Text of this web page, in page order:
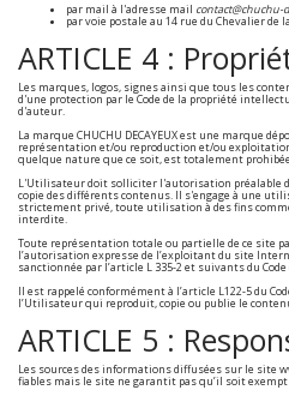
par mail à l'adresse mail contact@chuchu-
par voie postale au 14 rue du Chevalier de
ARTICLE 4 :
Les marques, logos, signes ainsi que tous les
d'une protection par le Code de la propriété
d'auteur.
La marque CHUCHU DECAYEUX est une marque
représentation et/ou reproduction et/ou
quelque nature que ce soit, est totalement
L'Utilisateur doit solliciter l'autorisation préalable
copie des différents contenus. Il s'engage à une
strictement privé, toute utilisation à des fins
interdite.
Toute représentation totale ou partielle de ce site
l’autorisation expresse de l’exploitant du site
sanctionnée par l’article L 335-2 et suivants du
Il est rappelé conformément à l’article L122-5 du
l’Utilisateur qui reproduit, copie ou publie le
ARTICLE 5 :
Les sources des informations diffusées sur le site
fiables mais le site ne garantit pas qu’il soit exempt